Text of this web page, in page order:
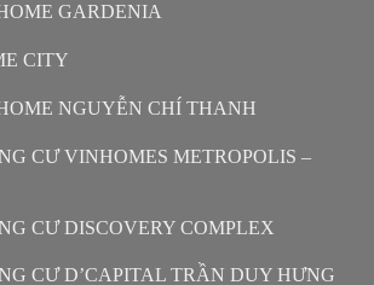
GARDENIA
CITY
NGUYỄN CHÍ THANH
CƯ VINHOMES METROPOLIS –
CƯ DISCOVERY COMPLEX
CƯ D’CAPITAL TRẦN DUY HƯNG